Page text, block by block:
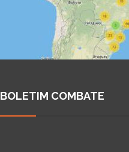
BOLETIM COMBATE